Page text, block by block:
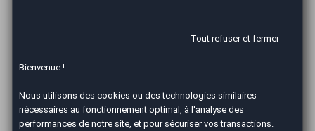
d'accueillir vos premiers clients et de voir votre
projet prendre vie, il y a plusieurs étapes
détaillé pour concrétiser votre projet en toute
sérénité.
Tout refuser et fermer
Bienvenue !
Nous utilisons des cookies ou des technologies similaires
nécessaires au fonctionnement optimal, à l'analyse des
performances de notre site, et pour sécuriser vos transactions.